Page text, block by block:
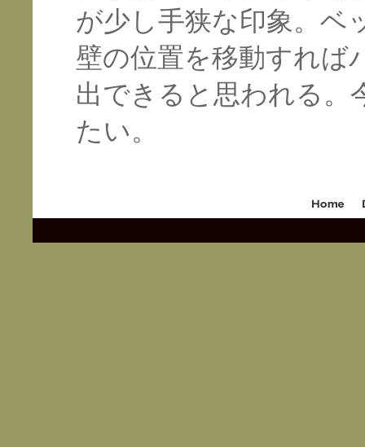
が少し手狭な印象。ベ
壁の位置を移動すれば
出できると思われる。
たい。